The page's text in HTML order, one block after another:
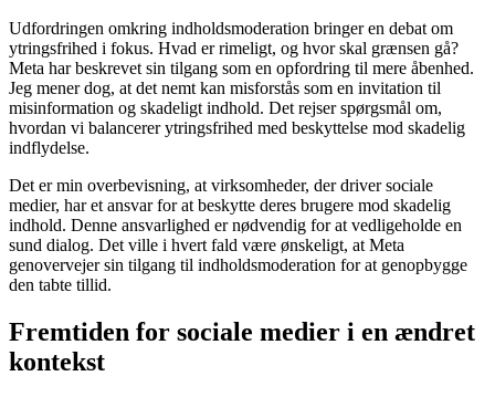
Udfordringen omkring indholdsmoderation bringer en debat om
ytringsfrihed i fokus. Hvad er rimeligt, og hvor skal grænsen gå?
Meta har beskrevet sin tilgang som en opfordring til mere åbenhed.
Jeg mener dog, at det nemt kan misforstås som en invitation til
misinformation og skadeligt indhold. Det rejser spørgsmål om,
hvordan vi balancerer ytringsfrihed med beskyttelse mod skadelig
indflydelse.
Det er min overbevisning, at virksomheder, der driver sociale
medier, har et ansvar for at beskytte deres brugere mod skadelig
indhold. Denne ansvarlighed er nødvendig for at vedligeholde en
sund dialog. Det ville i hvert fald være ønskeligt, at Meta
genovervejer sin tilgang til indholdsmoderation for at genopbygge
den tabte tillid.
Fremtiden for sociale medier i en ændret
kontekst